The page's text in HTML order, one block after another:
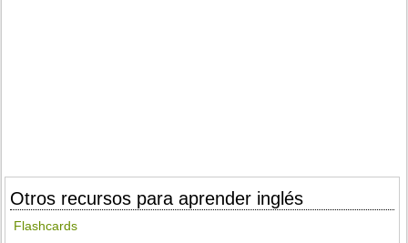
Otros recursos para aprender inglés
Flashcards